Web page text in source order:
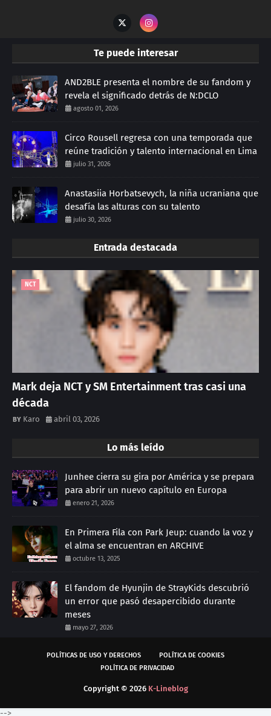
Te puede interesar
AND2BLE presenta el nombre de su fandom y
revela el significado detrás de N:DCLO
agosto 01, 2026
Circo Rousell regresa con una temporada que
reúne tradición y talento internacional en Lima
julio 31, 2026
Anastasiia Horbatsevych, la niña ucraniana que
desafía las alturas con su talento
julio 30, 2026
Entrada destacada
NCT
Mark deja NCT y SM Entertainment tras casi una
década
Karo abril 03, 2026
Lo más leído
Junhee cierra su gira por América y se prepara
para abrir un nuevo capítulo en Europa
enero 21, 2026
En Primera Fila con Park Jeup: cuando la voz y
el alma se encuentran en ARCHIVE
octubre 13, 2025
El fandom de Hyunjin de StrayKids descubrió
un error que pasó desapercibido durante
meses
mayo 27, 2026
POLÍTICAS DE USO Y DERECHOS
POLÍTICA DE COOKIES
POLÍTICA DE PRIVACIDAD
Copyright © 2026 K-Lineblog
-->